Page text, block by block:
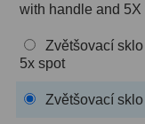
Sluneční
CLS a UHC18
with handle and 5X
Zvětšovací
5x spot
Zvětšovací